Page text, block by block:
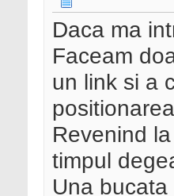
Daca ma
Faceam
un link si a
Revenind
timpul
Una